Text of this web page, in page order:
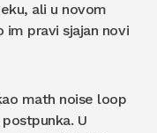
ali u novom
im pravi sjajan novi
math noise loop
U